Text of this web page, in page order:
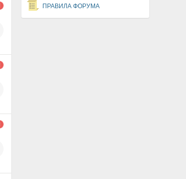
ПРАВИЛА ФОРУМА